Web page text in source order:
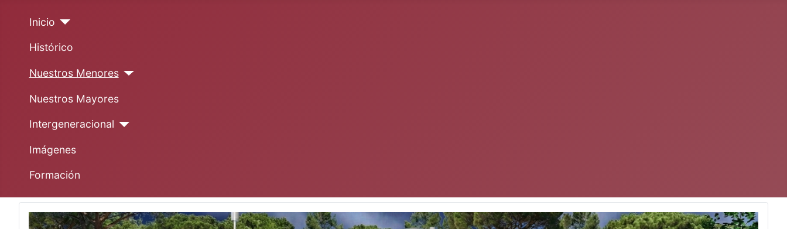
Inicio
Histórico
Nuestros Menores
Nuestros Mayores
Intergeneracional
Imágenes
Formación